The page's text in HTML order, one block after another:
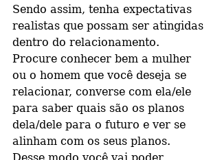
Sendo assim, tenha expectativas
realistas que possam ser atingidas
dentro do relacionamento.
Procure conhecer bem a mulher
ou o homem que você deseja se
relacionar, converse com ela/ele
para saber quais são os planos
dela/dele para o futuro e ver se
alinham com os seus planos.